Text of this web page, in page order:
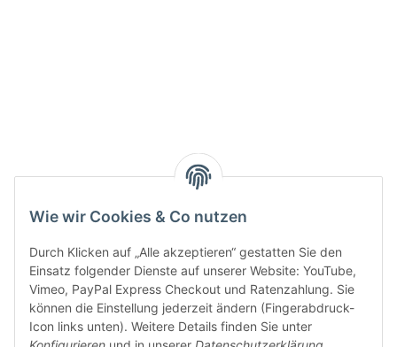
Wie wir Cookies & Co nutzen
Durch Klicken auf „Alle akzeptieren“ gestatten Sie den
Einsatz folgender Dienste auf unserer Website: YouTube,
Vimeo, PayPal Express Checkout und Ratenzahlung. Sie
können die Einstellung jederzeit ändern (Fingerabdruck-
Icon links unten). Weitere Details finden Sie unter
Gesetzliche Informationen